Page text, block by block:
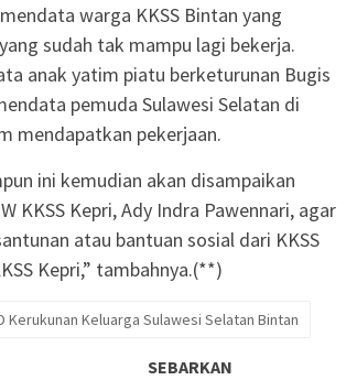
warga KKSS Bintan yang
sudah tak mampu lagi bekerja.
anak yatim piatu berketurunan Bugis
pemuda Sulawesi Selatan di
mendapatkan pekerjaan.
ini kemudian akan disampaikan
KKSS Kepri, Ady Indra Pawennari, agar
atau bantuan sosial dari KKSS
Kepri,” tambahnya.(**)
Kerukunan Keluarga Sulawesi Selatan Bintan
SEBARKAN